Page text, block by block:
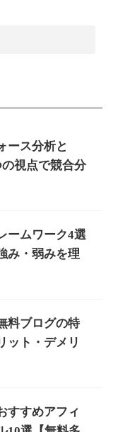
ース分析と
視点で競合分
ームワーク4選
み・弱みを理
料ブログの特
ット・デメリ
すすめアフィ